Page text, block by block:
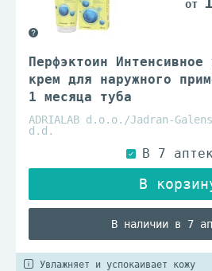
Перфэктоин Интенсивное
крем для наружного
1 месяца туба
ADRIALAB d.o.o./Jadran-
d.d.
В наличии в 7
Увлажняет и успокаивает кожу